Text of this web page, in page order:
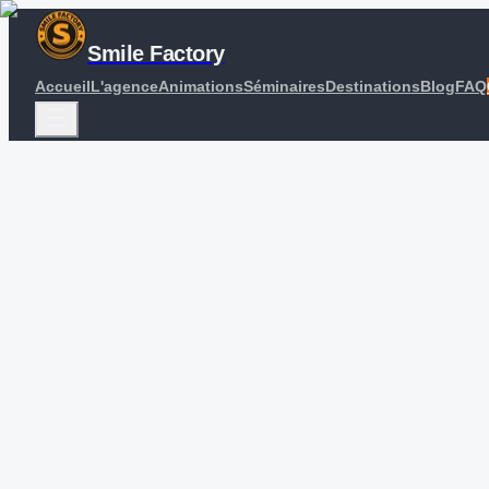
Smile Factory
AccueilL'agenceAnimationsSéminairesDestinationsBlogFAQ